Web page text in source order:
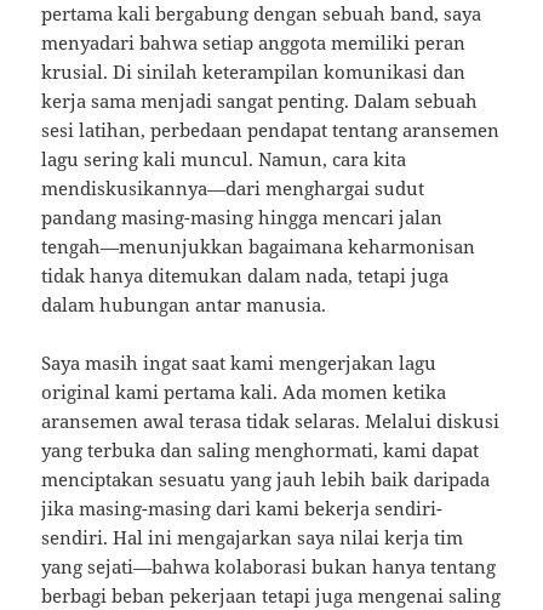
pertama kali bergabung dengan sebuah band, saya
menyadari bahwa setiap anggota memiliki peran
krusial. Di sinilah keterampilan komunikasi dan
kerja sama menjadi sangat penting. Dalam sebuah
sesi latihan, perbedaan pendapat tentang aransemen
lagu sering kali muncul. Namun, cara kita
mendiskusikannya—dari menghargai sudut
pandang masing-masing hingga mencari jalan
tengah—menunjukkan bagaimana keharmonisan
tidak hanya ditemukan dalam nada, tetapi juga
dalam hubungan antar manusia.
Saya masih ingat saat kami mengerjakan lagu
original kami pertama kali. Ada momen ketika
aransemen awal terasa tidak selaras. Melalui diskusi
yang terbuka dan saling menghormati, kami dapat
menciptakan sesuatu yang jauh lebih baik daripada
jika masing-masing dari kami bekerja sendiri-
sendiri. Hal ini mengajarkan saya nilai kerja tim
yang sejati—bahwa kolaborasi bukan hanya tentang
berbagi beban pekerjaan tetapi juga mengenai saling